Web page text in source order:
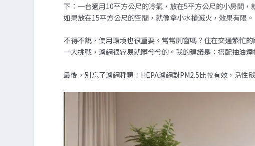
下：一台適用10平方公尺的冷氣，放在5平方公尺的小房間
如果放在15平方公尺的空間，就像拿小水槍滅火，效果有限。
不得不說，使用環境也很重要。常常開窗嗎？住在交通繁忙
一大挑戰，濾網很容易就髒兮兮的。我的建議是：搭配抽油
最後，別忘了濾網種類！HEPA濾網對PM2.5比較有效，活性